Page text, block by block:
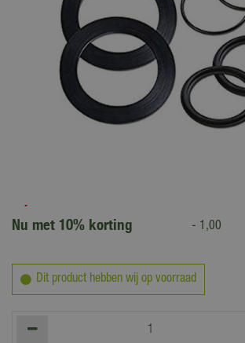
Nu met 10% korting - 1 ,00
Dit product hebben wij op voorraad